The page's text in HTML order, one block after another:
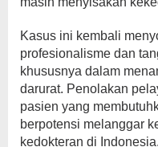
Kasus ini kembali
profesionalisme dan
khususnya dalam
darurat. Penolakan
pasien yang
berpotensi melanggar
kedokteran di